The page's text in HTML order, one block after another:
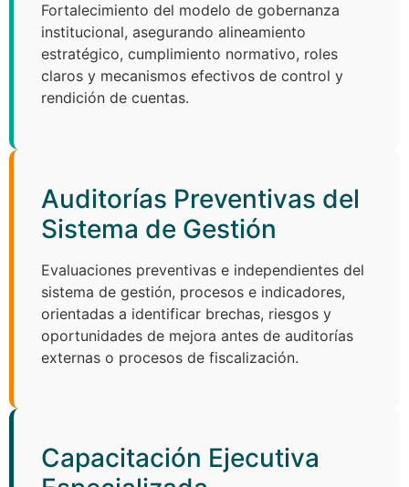
Fortalecimiento del modelo de gobernanza
institucional, asegurando alineamiento
estratégico, cumplimiento normativo, roles
claros y mecanismos efectivos de control y
rendición de cuentas.
Auditorías Preventivas del
Sistema de Gestión
Evaluaciones preventivas e independientes del
sistema de gestión, procesos e indicadores,
orientadas a identificar brechas, riesgos y
oportunidades de mejora antes de auditorías
externas o procesos de fiscalización.
Capacitación Ejecutiva